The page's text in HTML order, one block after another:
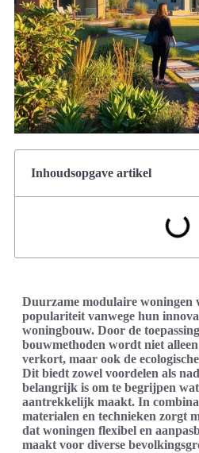
Inhoudsopgave artikel
Duurzame modulaire woningen
populariteit vanwege hun
woningbouw. Door de
bouwmethoden wordt niet
verkort, maar ook de
Dit biedt zowel voordelen als
belangrijk is om te begrijpen
aantrekkelijk maakt. In
materialen en technieken zorgt
dat woningen flexibel en
maakt voor diverse